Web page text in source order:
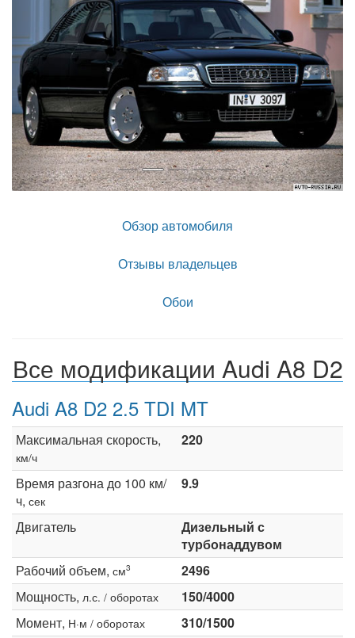
Обзор автомобиля
Отзывы владельцев
Обои
Все модификации Audi A8 D2
Audi A8 D2 2.5 TDI MT
Максимальная скорость,
км/ч
220
Время разгона до 100 км/
ч, сек
9.9
Двигатель
Дизельный с
турбонаддувом
Рабочий объем, см3
2496
Мощность, л.с. / оборотах
150/4000
Момент, Н·м / оборотах
310/1500